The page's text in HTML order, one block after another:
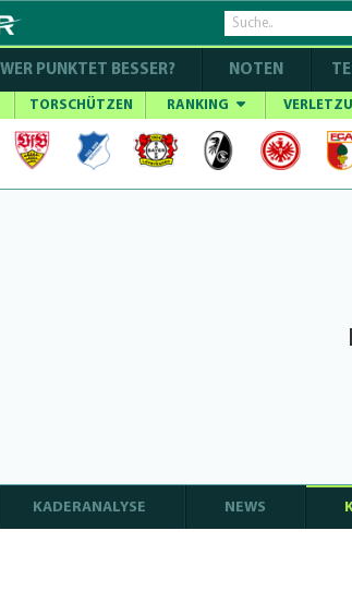
WER PUNKTET BESSER? NOTEN
TORSCHÜTZEN RANKING
KADERANALYSE NEWS